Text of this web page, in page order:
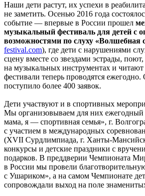
Наши дети растут, их успехи в
не заметить. Осенью 2016 года
событие — впервые в России прошел
музыкальный фестиваль для детей с
возможностями по слуху «Волшебная
festival.com), где дети с нарушениями
сцену вместе со звездами эстрады,
на музыкальных инструментах и
фестивали теперь проводятся ежегодно.
поступило более 400 заявок.
Дети участвуют и в спортивных
Мы организовываем для них ежегодный
мама, я — спортивная семья», г.
с участием в международных
(ХVII Сурдлимпиада, г. Ханты-
конкурсы и детские праздники с
подарков. В преддверии Чемпионата
в России мы провели
с Ушариком», а на самом Чемпионате
сопровождали выход на поле